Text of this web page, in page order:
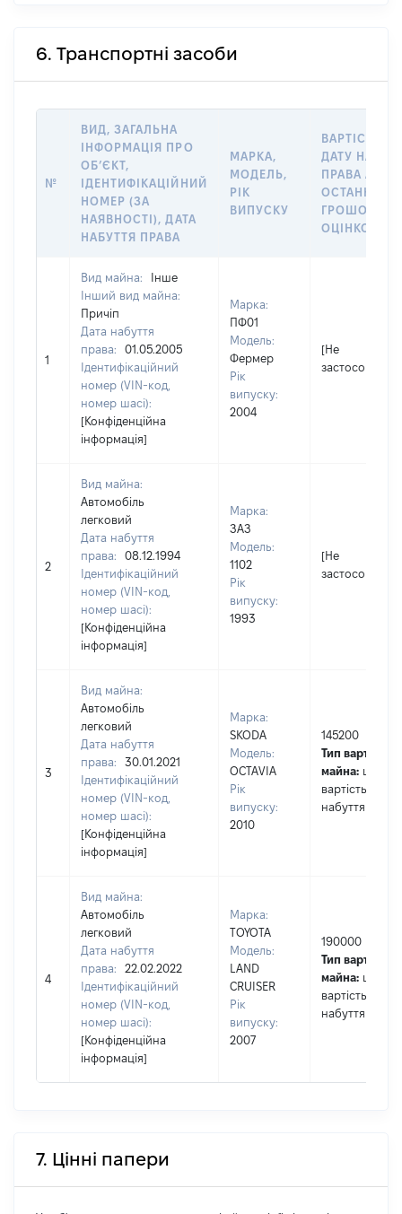
6. Транспортні засоби
№
ВИД, ЗАГАЛЬНА
ІНФОРМАЦІЯ ПРО
ОБʼЄКТ,
ІДЕНТИФІКАЦІЙНИЙ
НОМЕР (ЗА
НАЯВНОСТІ), ДАТА
НАБУТТЯ ПРАВА
МАРКА,
МОДЕЛЬ,
РІК
ВИПУСКУ
ВАРТІСТЬ НА
ДАТУ
ПРАВА АБО
ГРОШОВОЮ
ОЦІНКОЮ,
1
Вид майна:
Інше
Інший вид майна:
Причіп
Дата набуття
права:
01.05.2005
Ідентифікаційний
номер (VIN-код,
номер шасі):
[Конфіденційна
інформація]
Марка:
ПФ01
Модель:
Фермер
Рік
випуску:
2004
[Не
2
Вид майна:
Автомобіль
легковий
Дата набуття
права:
08.12.1994
Ідентифікаційний
номер (VIN-код,
номер шасі):
[Конфіденційна
інформація]
Марка:
ЗАЗ
Модель:
1102
Рік
випуску:
1993
[Не
3
Вид майна:
Автомобіль
легковий
Дата набуття
права:
30.01.2021
Ідентифікаційний
номер (VIN-код,
номер шасі):
[Конфіденційна
інформація]
Марка:
SKODA
Модель:
OCTAVIA
Рік
випуску:
2010
145200
Тип вартості
майна: це
вартість на
набуття права
4
Вид майна:
Автомобіль
легковий
Дата набуття
права:
22.02.2022
Ідентифікаційний
номер (VIN-код,
номер шасі):
[Конфіденційна
інформація]
Марка:
TOYOTA
Модель:
LAND
CRUISER
Рік
випуску:
2007
190000
Тип вартості
майна: це
вартість на
набуття права
7. Цінні папери